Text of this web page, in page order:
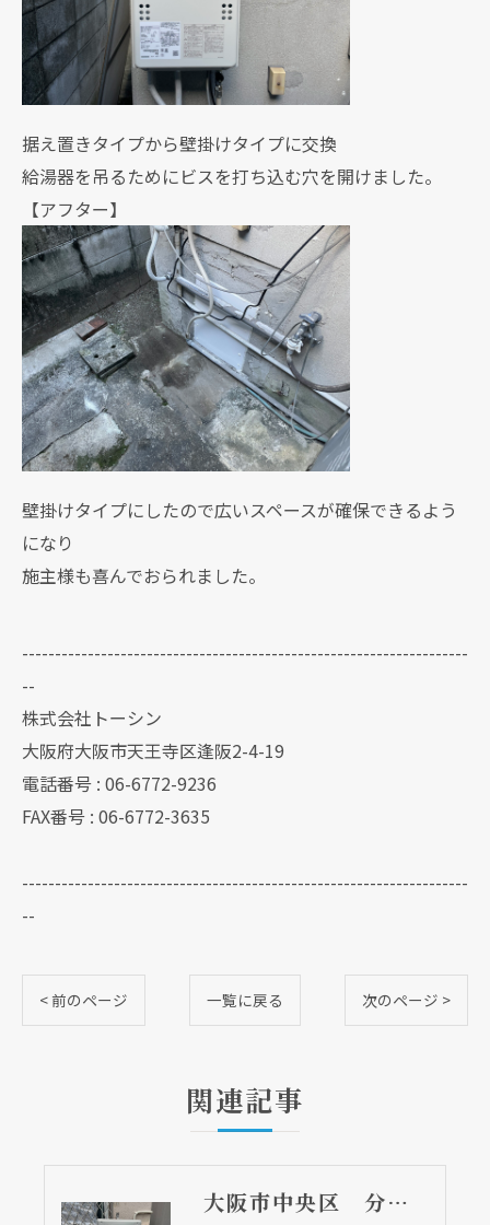
据え置きタイプから壁掛けタイプに交換
給湯器を吊るためにビスを打ち込む穴を開けました。
【アフター】
壁掛けタイプにしたので広いスペースが確保できるよう
になり
施主様も喜んでおられました。
--------------------------------------------------------------------
--
株式会社トーシン
大阪府大阪市天王寺区逢阪2-4-19
電話番号 : 06-6772-9236
FAX番号 : 06-6772-3635
--------------------------------------------------------------------
--
< 前のページ 一覧に戻る 次のページ >
関連記事
大阪市中央区 分譲マンションの給湯器取替リフォーム工事 UV除菌機能搭載給湯器